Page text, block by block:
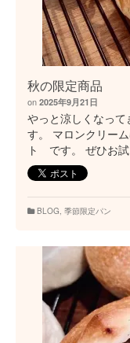
秋の限定商品
on 2025年9月21日
やっと涼しくなっ
す。 マロンクリー
ト です。 ぜひお試
BLOG 季節限定パン